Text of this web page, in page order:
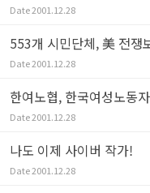
Date2001.12.28
553개 시민단체, 美 전쟁
Date2001.12.28
한여노협, 한국여성노동
Date2001.12.28
나도 이제 사이버 작가!
Date2001.12.28